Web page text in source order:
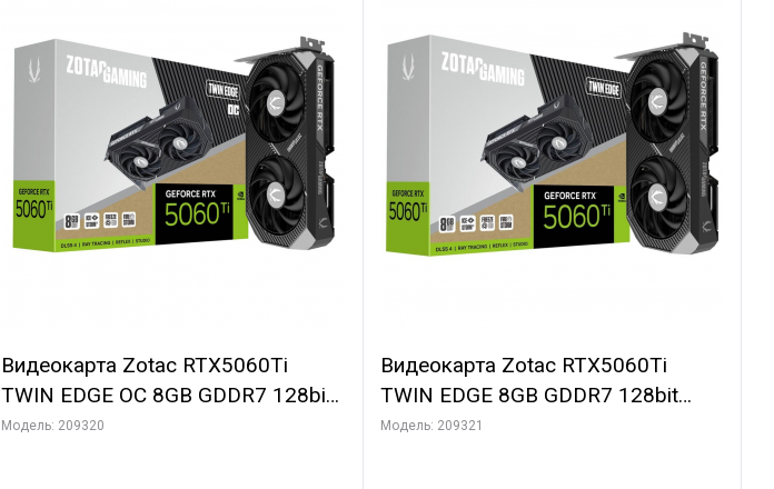
Видеокарта Zotac RTX5060Ti
TWIN EDGE OC 8GB GDDR7 128bit
3xDP HDMI 2FAN MEDIUM PACK
Модель: 209320
Видеокарта Zotac RTX5060Ti
TWIN EDGE 8GB GDDR7 128bit
3xDP HDMI 2FAN MEDIUM PACK
Модель: 209321